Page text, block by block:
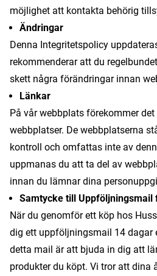
möjlighet att kontakta behörig
Ändringar
Denna Integritetspolicy
rekommenderar att du
skett några förändringar innan
Länkar
På vår webbplats förekommer
webbplatser. De webbplatserna
kontroll och omfattas inte av
uppmanas du att ta del av
innan du lämnar dina
Samtycke till
När du genomför ett köp hos
dig ett uppföljningsmail 14 dagar
detta mail är att bjuda in dig att
produkter du köpt. Vi tror att dina